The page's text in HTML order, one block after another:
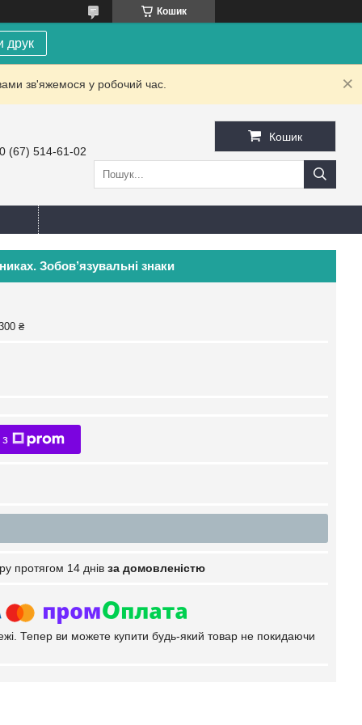
Кошик
друк
зв'яжемося у робочий час.
(67) 514-61-02
Кошик
Зобов’язувальні знаки
₴
протягом 14 днів за домовленістю
Тепер ви можете купити будь-який товар не покидаючи